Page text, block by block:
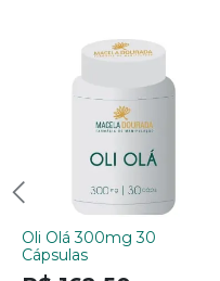
Oli Olá 300mg 30
Cápsulas